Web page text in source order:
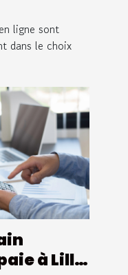
ligne sont
dans le choix
à Lille